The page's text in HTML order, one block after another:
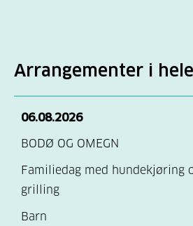
Arrangementer i
06.08.2026
BODØ OG OMEGN
Familiedag med hundekjøring
grilling
Barn